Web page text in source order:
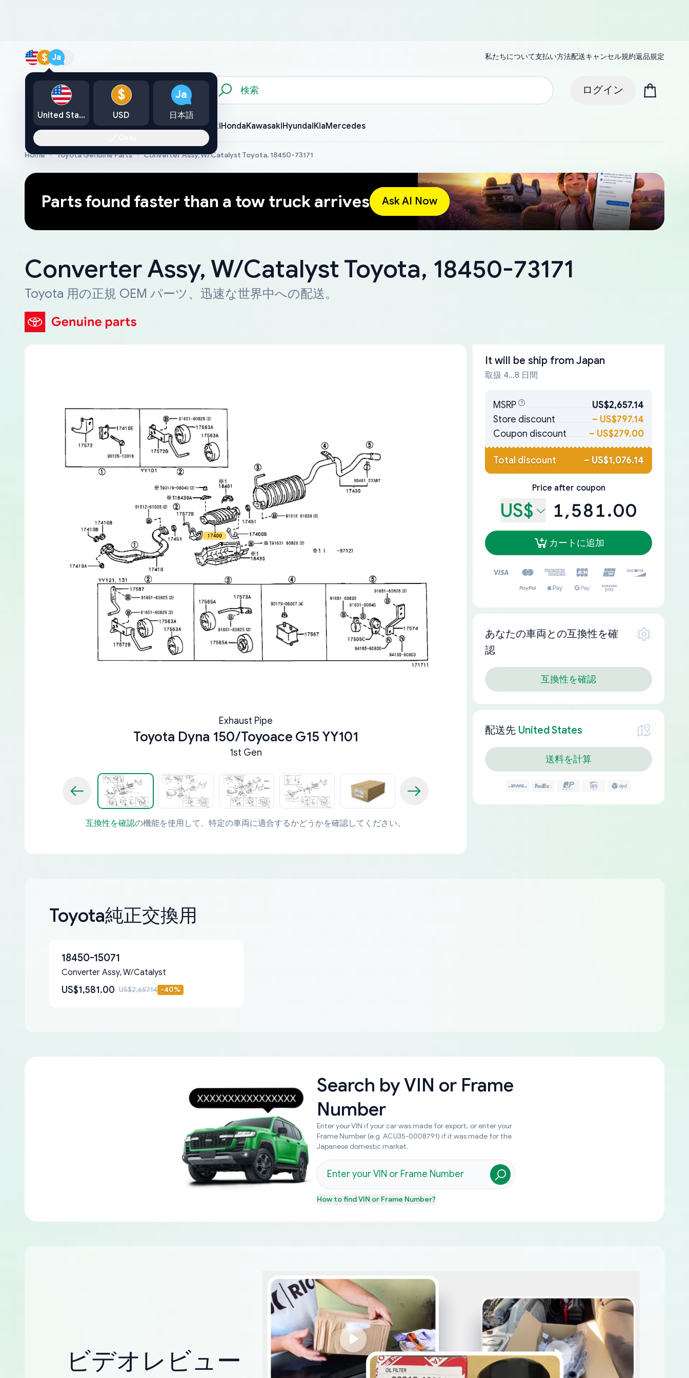
$ Ja 私たちについて支払い方法配送キャンセル規約返品規定
カタログ ログイン
ToyotaLexusNissanMazdaMitsubishiYamahaSuzukiHondaKawasakiHyundaiKiaMercedes
Home Toyota Genuine Parts Converter Assy, W/Catalyst Toyota, 18450-73171
Parts found faster than a tow truck arrives Ask AI Now
Converter Assy, W/Catalyst Toyota, 18450-73171
Toyota 用の正規 OEM パーツ、迅速な世界中への配送。
Exhaust Pipe
Toyota Dyna 150/Toyoace G15 YY101
1st Gen
互換性を確認の機能を使用して、特定の車両に適合するかどうかを確認してください。
It will be ship from Japan
取扱 4...8 日間
MSRP
US$2,657.14
Store discount
– US$797.14
Coupon discount
– US$279.00
Total discount – US$1,076.14
Price after coupon
US$ 1,581.00
カートに追加
あなたの車両との互換性を確
認
互換性を確認
配送先 United States
送料を計算
Toyota純正交換用
18450-15071
Converter Assy, W/Catalyst
US$1,581.00 US$2,657.14 -40%
Search byVIN or Frame
Number
Enter your VIN if your car was made for export, or enter your
Frame Number (e.g. ACU35-0008791) if it was made for the
Japanese domestic market.
How to findVIN or Frame Number?
ビデオレビュー
United States
$
USD
Ja
日本語